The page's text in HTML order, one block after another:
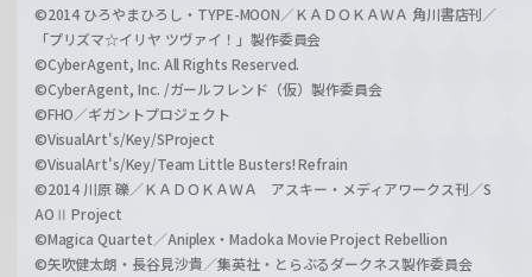
©2014 ひろやまひろし・TYPE-MOON／ＫＡＤＯＫＡＷＡ 角川書店刊／
「プリズマ☆イリヤ ツヴァイ！」製作委員会
©CyberAgent, Inc. All Rights Reserved.
©CyberAgent, Inc. /ガールフレンド（仮）製作委員会
©FHO／ギガントプロジェクト
©VisualArt's/Key/SProject
©VisualArt's/Key/Team Little Busters! Refrain
©2014 川原 礫／ＫＡＤＯＫＡＷＡ アスキー・メディアワークス刊／S
AOⅡ Project
©Magica Quartet／Aniplex・Madoka Movie Project Rebellion
©矢吹健太朗・長谷見沙貴／集英社・とらぶるダークネス製作委員会